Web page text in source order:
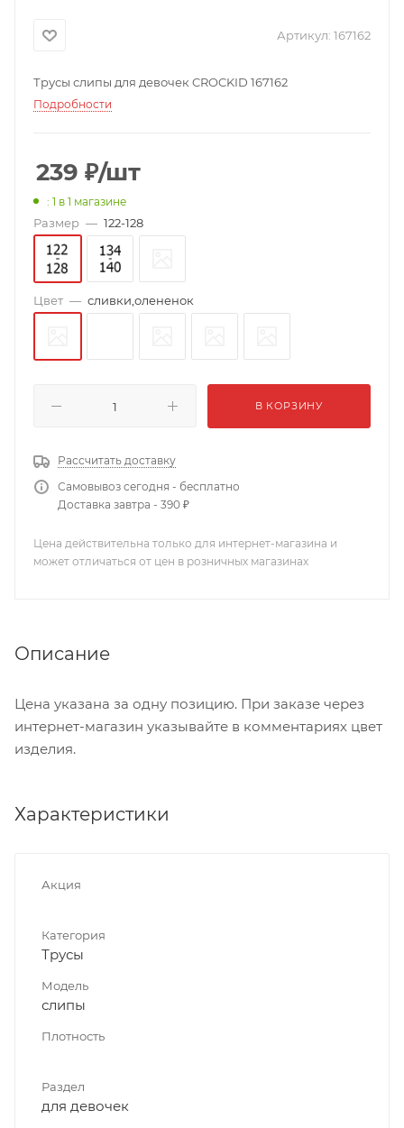
Артикул: 167162
Трусы слипы для девочек CROCKID 167162
Подробности
239 ₽/шт
: 1 в 1 магазине
Размер — 122-128
Цвет — сливки,олененок
В КОРЗИНУ
Рассчитать доставку
Самовывоз сегодня - бесплатно
Доставка завтра - 390 ₽
Цена действительна только для интернет-магазина и
может отличаться от цен в розничных магазинах
Описание
Цена указана за одну позицию. При заказе через
интернет-магазин указывайте в комментариях цвет
изделия.
Характеристики
Акция
Категория
Трусы
Модель
слипы
Плотность
Раздел
для девочек